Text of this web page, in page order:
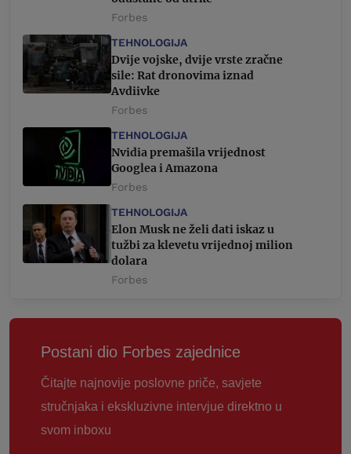
Forbes
TEHNOLOGIJA
Dvije vojske, dvije vrste zračne
sile: Rat dronovima iznad
Avdiivke
Forbes
TEHNOLOGIJA
Nvidia premašila vrijednost
Googlea i Amazona
Forbes
TEHNOLOGIJA
Elon Musk ne želi dati iskaz u
tužbi za klevetu vrijednoj milion
dolara
Forbes
Postani dio Forbes zajednice
Čitajte najnovije poslovne priče, savjete
stručnjaka i ekskluzivne intervjue direktno u
svom inboxu